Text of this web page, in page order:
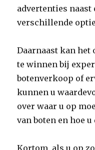
advertenties naast
verschillende
Daarnaast kan
te winnen bij
botenverkoop of
kunnen u
over waar u op
van boten en hoe
Kortom, als u op